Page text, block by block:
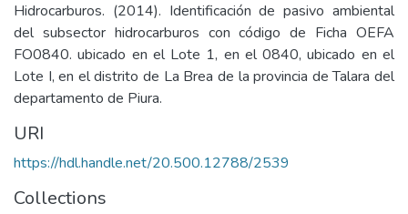
Hidrocarburos. (2014). Identificación de pasivo ambiental
del subsector hidrocarburos con código de Ficha OEFA
FO0840. ubicado en el Lote 1, en el 0840, ubicado en el
Lote I, en el distrito de La Brea de la provincia de Talara del
departamento de Piura.
URI
https://hdl.handle.net/20.500.12788/2539
Collections